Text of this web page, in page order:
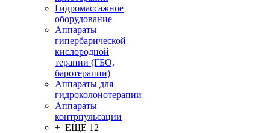
Гидромассажное
оборудование
Аппараты
гипербарической
кислородной
терапии (ГБО,
баротерапии)
Аппараты для
гидроколонотерапии
Аппараты
контрпульсации
+ ЕЩЕ 12